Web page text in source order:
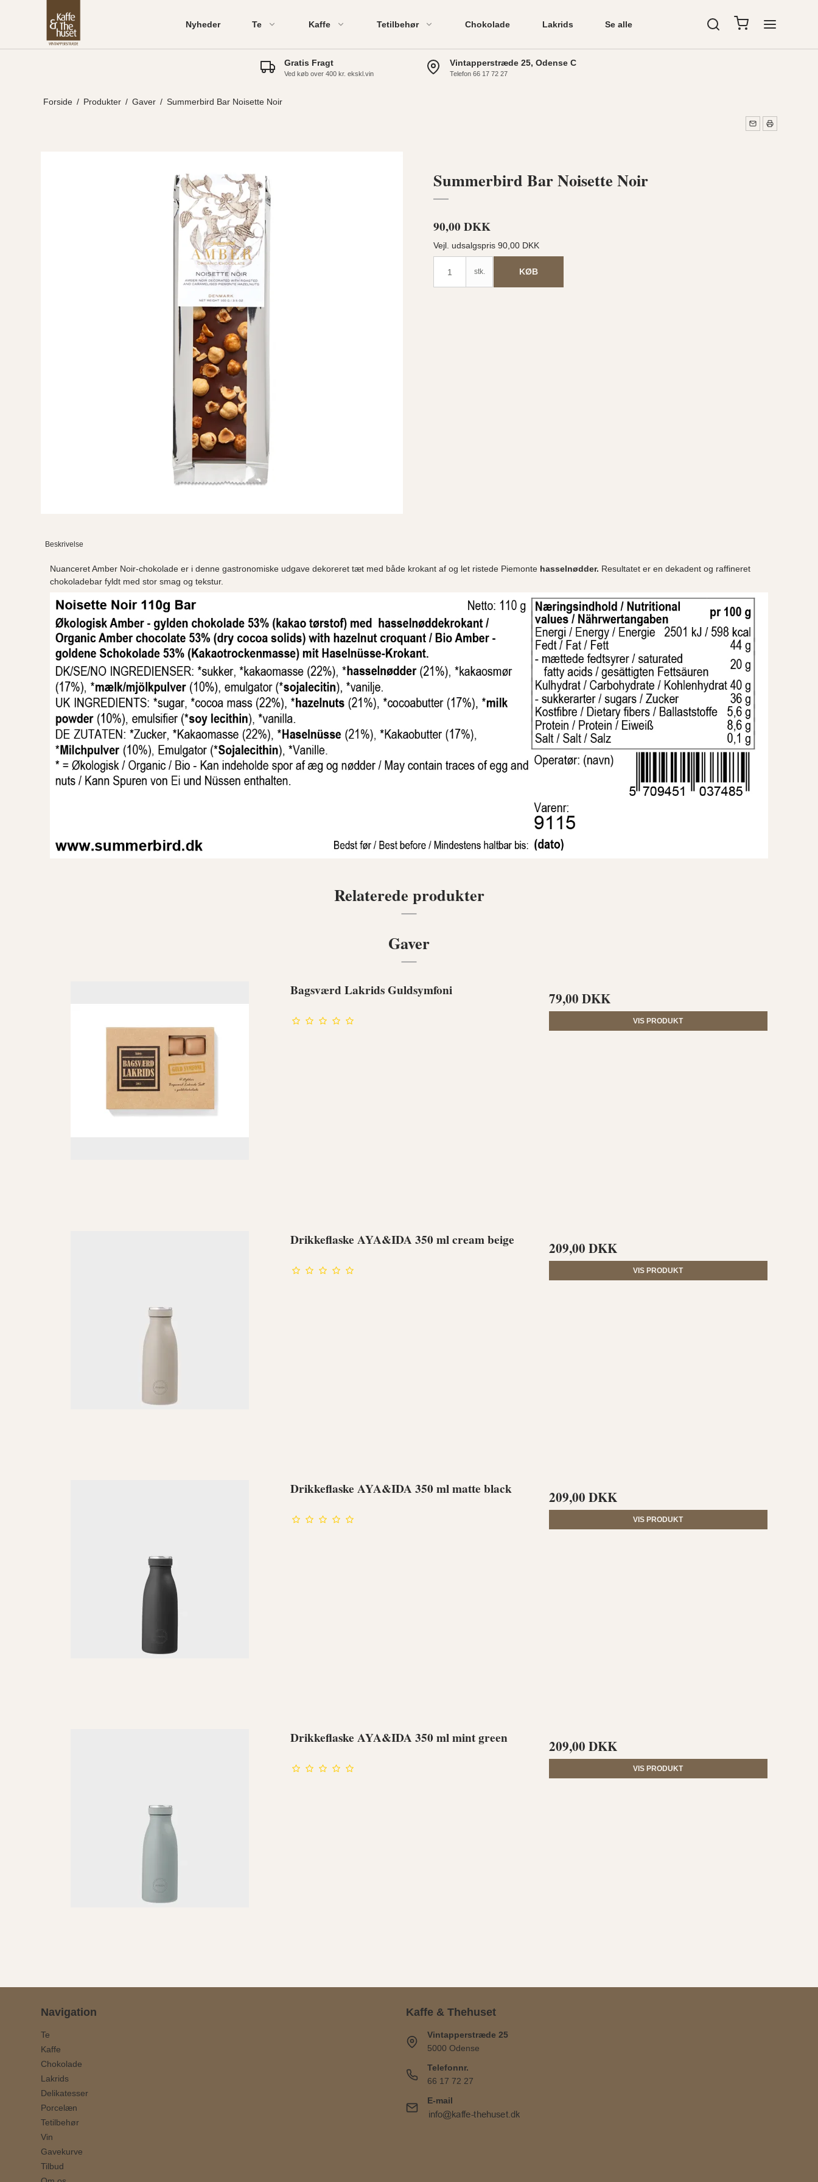
Nyheder Te Kaffe Tetilbehør Chokolade Lakrids Se alle
Gratis Fragt
Ved køb over 400 kr. ekskl.vin
Vintapperstræde 25, Odense C
Telefon 66 17 72 27
Forside / Produkter / Gaver / Summerbird Bar Noisette Noir
Summerbird Bar Noisette Noir
90,00 DKK
Vejl. udsalgspris 90,00 DKK
stk. KØB
Beskrivelse
Nuanceret Amber Noir-chokolade er i denne gastronomiske udgave dekoreret tæt med både krokant af og let ristede Piemonte hasselnødder. Resultatet er en dekadent og raffineret
chokoladebar fyldt med stor smag og tekstur.
Relaterede produkter
Gaver
Bagsværd Lakrids Guldsymfoni 79,00 DKK
VIS PRODUKT
Drikkeflaske AYA&IDA 350 ml cream beige 209,00 DKK
VIS PRODUKT
Drikkeflaske AYA&IDA 350 ml matte black 209,00 DKK
VIS PRODUKT
Drikkeflaske AYA&IDA 350 ml mint green 209,00 DKK
VIS PRODUKT
Navigation
Te
Kaffe
Chokolade
Lakrids
Delikatesser
Porcelæn
Tetilbehør
Vin
Gavekurve
Tilbud
Kaffe & Thehuset
Vintapperstræde 25
5000 Odense
Telefonnr.
66 17 72 27
E-mail